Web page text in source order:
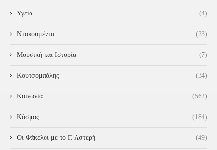
Υγεία (4)
Ντοκουμέντα (23)
Μουσική και Ιστορία (7)
Κουτσομπόλης (34)
Κοινωνία (562)
Κόσμος (184)
Οι Φάκελοι με το Γ. Αστερή (49)